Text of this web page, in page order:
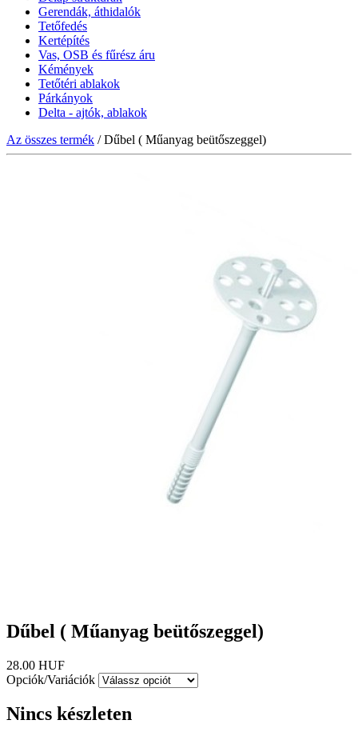
Gerendák, áthidalók
Tetőfedés
Kertépítés
Vas, OSB és fűrész áru
Kémények
Tetőtéri ablakok
Párkányok
Delta - ajtók, ablakok
Az összes termék / Dűbel ( Műanyag beütőszeggel)
Dűbel ( Műanyag beütőszeggel)
28.00 HUF
Opciók/Variációk
Nincs készleten